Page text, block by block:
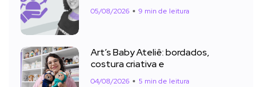
05/08/2026 9 min de leitura
Art’s Baby Ateliê: bordados,
costura criativa e
04/08/2026 5 min de leitura